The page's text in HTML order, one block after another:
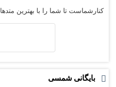
کنارشماست تا شما را با بهترين
بایگانی شمسی